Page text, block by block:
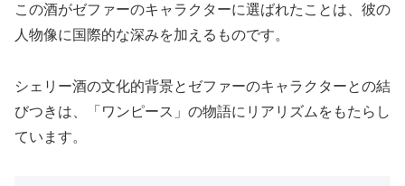
この酒がゼファーのキャラクターに選ばれたことは、彼の
人物像に国際的な深みを加えるものです。
シェリー酒の文化的背景とゼファーのキャラクターとの結
びつきは、「ワンピース」の物語にリアリズムをもたらし
ています。